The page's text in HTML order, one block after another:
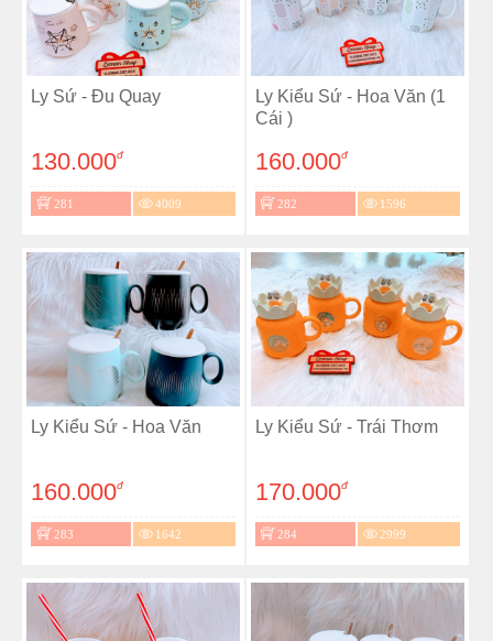
Ly Sứ - Đu Quay
130.000đ
281 4009
Ly Kiểu Sứ - Hoa Văn (1
Cái )
160.000đ
282 1596
Ly Kiểu Sứ - Hoa Văn
160.000đ
283 1642
Ly Kiểu Sứ - Trái Thơm
170.000đ
284 2999